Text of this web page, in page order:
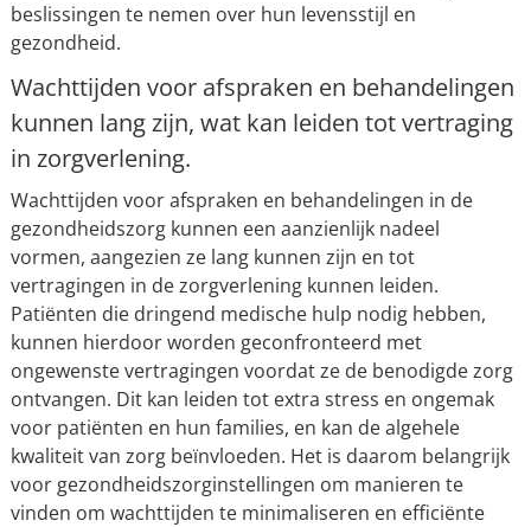
beslissingen te nemen over hun levensstijl en
gezondheid.
Wachttijden voor afspraken en behandelingen
kunnen lang zijn, wat kan leiden tot vertraging
in zorgverlening.
Wachttijden voor afspraken en behandelingen in de
gezondheidszorg kunnen een aanzienlijk nadeel
vormen, aangezien ze lang kunnen zijn en tot
vertragingen in de zorgverlening kunnen leiden.
Patiënten die dringend medische hulp nodig hebben,
kunnen hierdoor worden geconfronteerd met
ongewenste vertragingen voordat ze de benodigde zorg
ontvangen. Dit kan leiden tot extra stress en ongemak
voor patiënten en hun families, en kan de algehele
kwaliteit van zorg beïnvloeden. Het is daarom belangrijk
voor gezondheidszorginstellingen om manieren te
vinden om wachttijden te minimaliseren en efficiënte